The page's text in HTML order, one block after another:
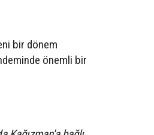
bir dönem
önemli bir